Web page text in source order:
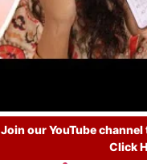
Join our YouTube
Click